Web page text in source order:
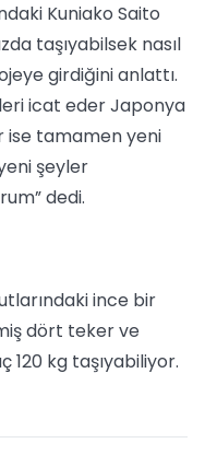
Kuniako Saito
taşıyabilsek nasıl
girdiğini anlattı.
icat eder Japonya
ise tamamen yeni
şeyler
dedi.
ince bir
dört teker ve
120 kg taşıyabiliyor.